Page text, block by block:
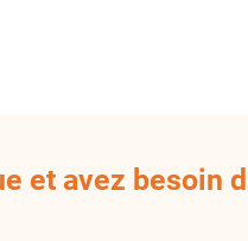
et avez besoin